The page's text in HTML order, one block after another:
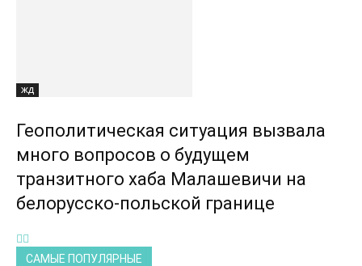
ЖД
Геополитическая ситуация вызвала
много вопросов о будущем
транзитного хаба Малашевичи на
белорусско-польской границе
САМЫЕ ПОПУЛЯРНЫЕ